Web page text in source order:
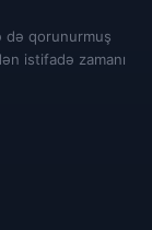
də qorunurmuş
istifadə zamanı